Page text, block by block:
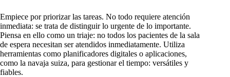
Empiece por priorizar las tareas. No todo requiere atención
inmediata: se trata de distinguir lo urgente de lo importante.
Piensa en ello como un triaje: no todos los pacientes de la sala
de espera necesitan ser atendidos inmediatamente. Utiliza
herramientas como planificadores digitales o aplicaciones,
como la navaja suiza, para gestionar el tiempo: versátiles y
fiables.